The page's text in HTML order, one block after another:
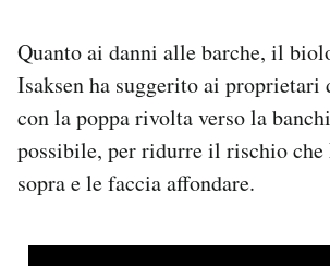
Quanto ai danni alle barche, il
Isaksen ha suggerito ai
con la poppa rivolta verso la
possibile, per ridurre il rischio che
sopra e le faccia affondare.